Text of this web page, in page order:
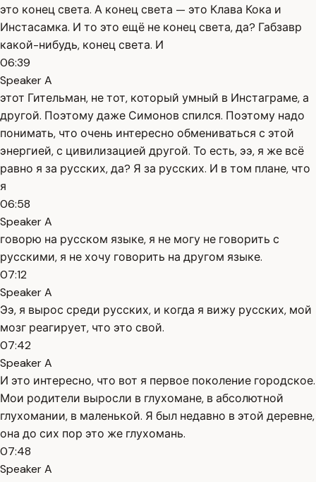
это конец света. А конец света — это Клава Кока и
Инстасамка. И то это ещё не конец света, да? Габзавр
какой-нибудь, конец света. И
06:39
Speaker A
этот Гительман, не тот, который умный в Инстаграме, а
другой. Поэтому даже Симонов спился. Поэтому надо
понимать, что очень интересно обмениваться с этой
энергией, с цивилизацией другой. То есть, ээ, я же всё
равно я за русских, да? Я за русских. И в том плане, что
я
06:58
Speaker A
говорю на русском языке, я не могу не говорить с
русскими, я не хочу говорить на другом языке.
07:12
Speaker A
Ээ, я вырос среди русских, и когда я вижу русских, мой
мозг реагирует, что это свой.
07:42
Speaker A
И это интересно, что вот я первое поколение городское.
Мои родители выросли в глухомане, в абсолютной
глухомании, в маленькой. Я был недавно в этой деревне,
она до сих пор это же глухомань.
07:48
Speaker A